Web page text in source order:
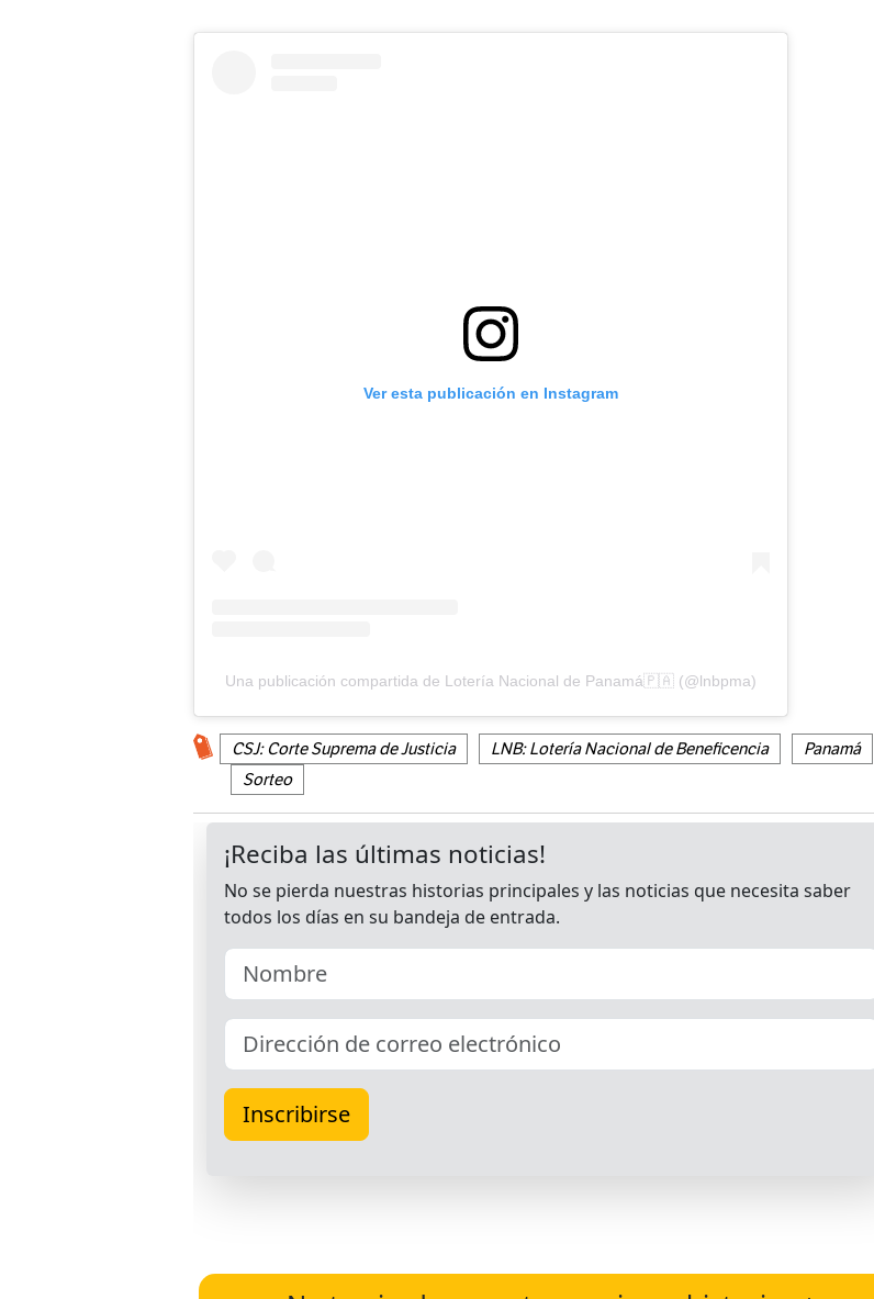
Ver esta publicación en Instagram
Una publicación compartida de Lotería Nacional de Panamá🇵🇦 (@lnbpma)
CSJ: Corte Suprema de Justicia LNB: Lotería Nacional de Beneficencia
Panamá
Sorteo